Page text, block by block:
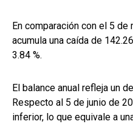
En comparación con el 5
acumula una caída de
3.84 %.
El balance anual refleja un
Respecto al 5 de junio de
inferior, lo que equivale a